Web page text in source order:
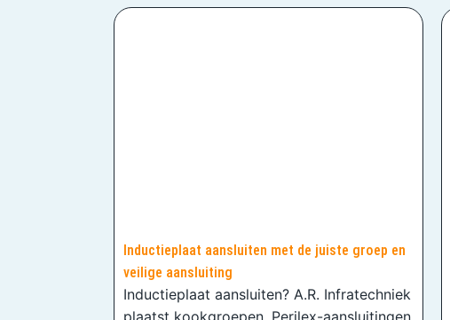
Inductieplaat aansluiten met de juiste groep en
veilige aansluiting
Inductieplaat aansluiten? A.R. Infratechniek